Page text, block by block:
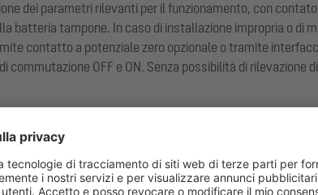
dei parametri rilevanti per il funzionamento, con
batteria tampone. In caso di installazione impropria o di
contatto a potenziale zero opzionale o tramite
OFF e ON. Senza possibilità di rilevazione